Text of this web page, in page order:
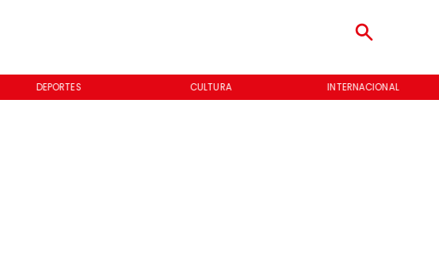
DEPORTES CULTURA INTERNACIONAL